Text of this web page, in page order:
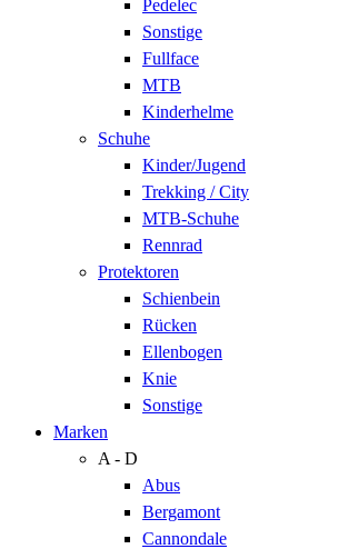
Pedelec
Sonstige
Fullface
MTB
Kinderhelme
Schuhe
Kinder/Jugend
Trekking / City
MTB-Schuhe
Rennrad
Protektoren
Schienbein
Rücken
Ellenbogen
Knie
Sonstige
Marken
A - D
Abus
Bergamont
Cannondale